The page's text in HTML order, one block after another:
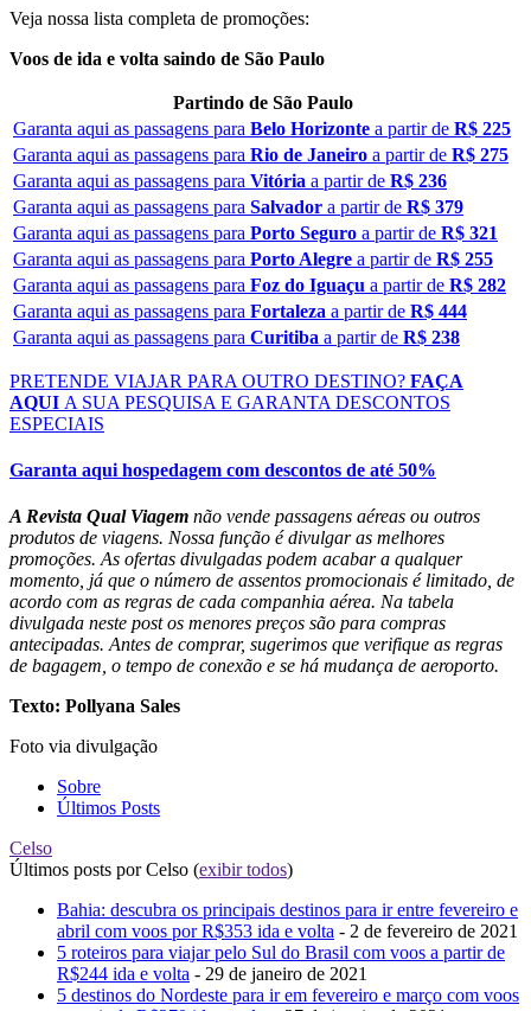
Veja nossa lista completa de promoções:
Voos de ida e volta saindo de São Paulo
Partindo de São Paulo
Garanta aqui as passagens para Belo Horizonte a partir de R$ 225
Garanta aqui as passagens para Rio de Janeiro a partir de R$ 275
Garanta aqui as passagens para Vitória a partir de R$ 236
Garanta aqui as passagens para Salvador a partir de R$ 379
Garanta aqui as passagens para Porto Seguro a partir de R$ 321
Garanta aqui as passagens para Porto Alegre a partir de R$ 255
Garanta aqui as passagens para Foz do Iguaçu a partir de R$ 282
Garanta aqui as passagens para Fortaleza a partir de R$ 444
Garanta aqui as passagens para Curitiba a partir de R$ 238
PRETENDE VIAJAR PARA OUTRO DESTINO? FAÇA
AQUI A SUA PESQUISA E GARANTA DESCONTOS
ESPECIAIS
Garanta aqui hospedagem com descontos de até 50%
A Revista Qual Viagem não vende passagens aéreas ou outros
produtos de viagens. Nossa função é divulgar as melhores
promoções. As ofertas divulgadas podem acabar a qualquer
momento, já que o número de assentos promocionais é limitado, de
acordo com as regras de cada companhia aérea. Na tabela
divulgada neste post os menores preços são para compras
antecipadas. Antes de comprar, sugerimos que verifique as regras
de bagagem, o tempo de conexão e se há mudança de aeroporto.
Texto: Pollyana Sales
Foto via divulgação
Sobre
Últimos Posts
Celso
Últimos posts por Celso (exibir todos)
Bahia: descubra os principais destinos para ir entre fevereiro e
abril com voos por R$353 ida e volta - 2 de fevereiro de 2021
5 roteiros para viajar pelo Sul do Brasil com voos a partir de
R$244 ida e volta - 29 de janeiro de 2021
5 destinos do Nordeste para ir em fevereiro e março com voos